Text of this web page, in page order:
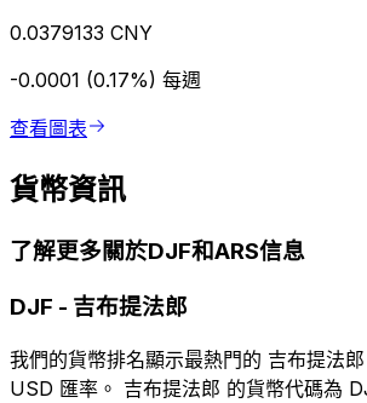
0.0379133 CNY
-0.0001 (0.17%) 每週
查看圖表
貨幣資訊
了解更多關於DJF和ARS信息
DJF - 吉布提法郎
我們的貨幣排名顯示最熱門的 吉布提法
USD 匯率。 吉布提法郎 的貨幣代碼為